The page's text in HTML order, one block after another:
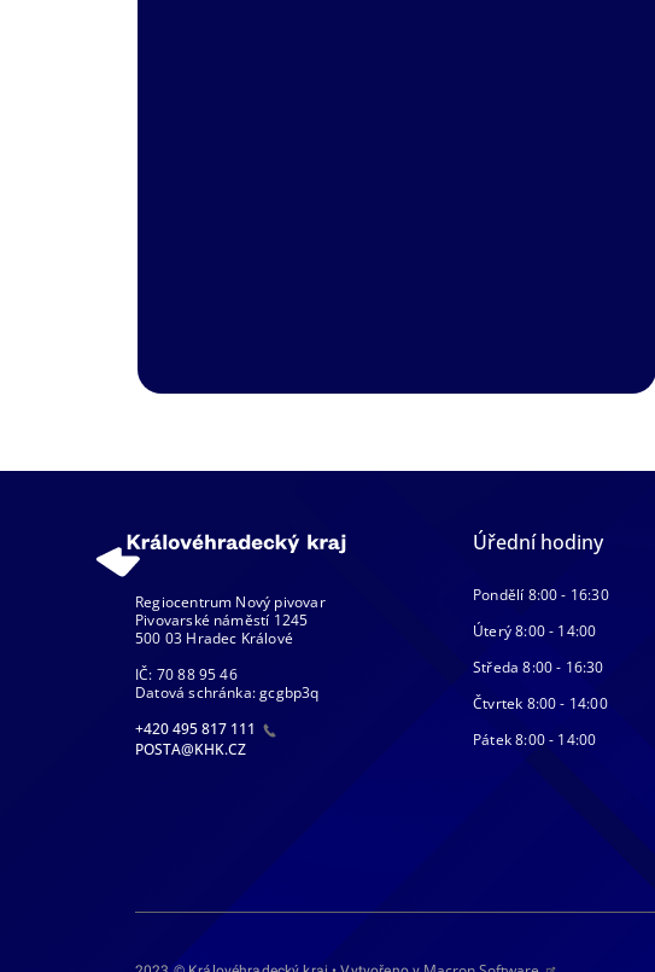
Regiocentrum Nový pivovar
Pivovarské náměstí 1245
500 03 Hradec Králové
IČ: 70 88 95 46
Datová schránka: gcgbp3q
+420 495 817 111
POSTA@KHK.CZ
Úřední hodiny
Pondělí 8:00 - 16:30
Úterý 8:00 - 14:00
Středa 8:00 - 16:30
Čtvrtek 8:00 - 14:00
Pátek 8:00 - 14:00